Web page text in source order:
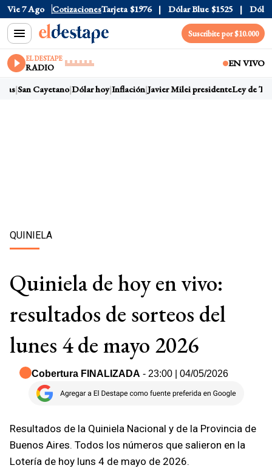
Vie 7 Ago Cotizaciones
$1520 Dólar Tarjeta $1976 Dólar Blue $1525 Dólar
Suscribite por $10.000
EL DESTAPE
RADIO EN VIVO
San Cayetano Dólar hoy Inflación Javier Milei presidenteLey de
QUINIELA
Quiniela de hoy en vivo:
resultados de sorteos del
lunes 4 de mayo 2026
Cobertura FINALIZADA - 23:00 | 04/05/2026
Resultados de la Quiniela Nacional y de la Provincia de
Buenos Aires. Todos los números que salieron en la
Lotería de hoy luns 4 de mayo de 2026.